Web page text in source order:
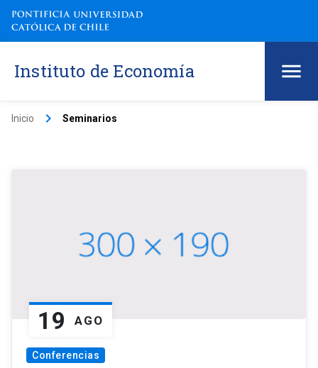
Instituto de Economía
Inicio keyboard_arrow_right Seminarios
19 AGO
Conferencias